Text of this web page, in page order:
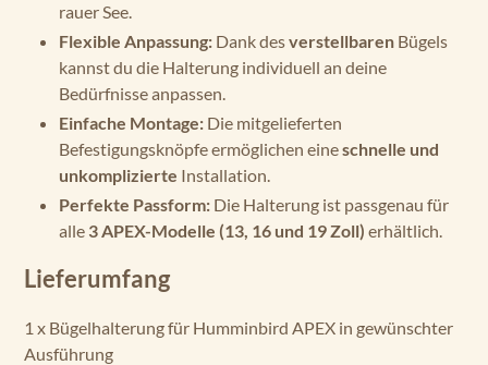
rauer See.
Flexible Anpassung: Dank desverstellbaren Bügels
kannst du die Halterung individuell an deine
Bedürfnisse anpassen.
Einfache Montage: Die mitgelieferten
Befestigungsknöpfe ermöglichen eineschnelle und
unkomplizierte Installation.
Perfekte Passform: Die Halterung ist passgenau für
alle 3 APEX-Modelle (13, 16 und 19 Zoll) erhältlich.
Lieferumfang
1 x Bügelhalterung für Humminbird APEX in gewünschter
Ausführung